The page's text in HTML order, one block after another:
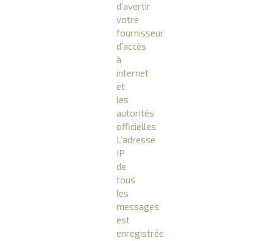
d’avertir
votre
fournisseur
d’accès
à
internet
et
les
autorités
officielles.
L’adresse
IP
de
tous
les
messages
est
enregistrée